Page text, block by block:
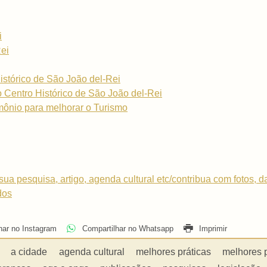
de São João del-Rei
Histórico de São João del-Rei
para melhorar o Turismo
pesquisa, artigo, agenda cultural etc/contribua com fotos,
no Instagram Compartilhar no Whatsapp Imprimir
a cidade agenda cultural melhores práticas
melhores